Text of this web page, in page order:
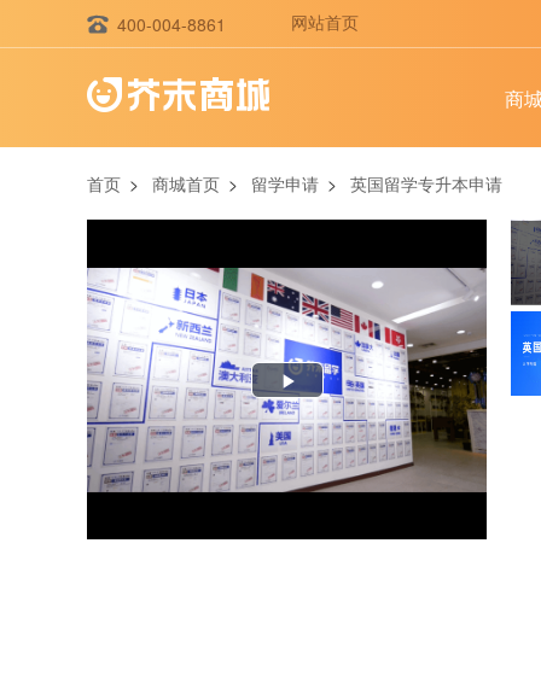
400-004-8861 网站首页
商
首页 > 商城首页 > 留学申请 > 英国留学专升本申请
Play
Video